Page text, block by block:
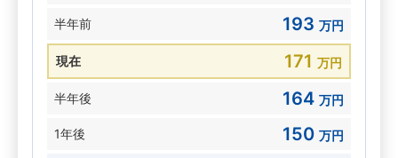
半年前 193 万円
現在 171 万円
半年後 164 万円
1年後 150 万円